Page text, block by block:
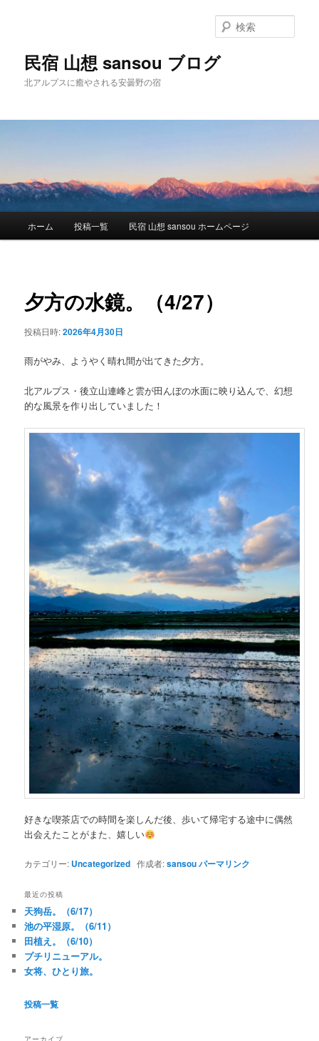
民宿 山想 sansou ブログ
北アルプスに癒やされる安曇野の宿
索
メ
ン
ツ
動
ホーム 投稿一覧 民宿 山想 sansou ホームページ
夕方の水鏡。（4/27）
投稿日時:2026年4月30日
雨がやみ、ようやく晴れ間が出てきた夕方。
北アルプス・後立山連峰と雲が田んぼの水面に映り込んで、幻想
的な風景を作り出していました！
好きな喫茶店での時間を楽しんだ後、歩いて帰宅する途中に偶然
出会えたことがまた、嬉しい
カテゴリー: Uncategorized 作成者:sansouパーマリンク
最近の投稿
天狗岳。（6/17）
池の平湿原。（6/11）
田植え。（6/10）
プチリニューアル。
女将、ひとり旅。
投稿一覧